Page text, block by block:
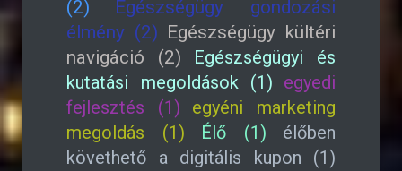
(2)
Egészségügy gondozási
élmény (2) Egészségügy kültéri
navigáció (2)
Egészségügyi és
kutatási megoldások (1) egyedi
fejlesztés (1)
egyéni marketing
megoldás (1)
Élő (1)
élőben
követhető a digitális kupon (1)